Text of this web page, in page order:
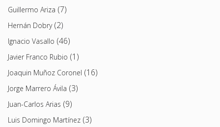
Guillermo Ariza (7)
Hernán Dobry(2)
Ignacio Vasallo (46)
Javier Franco Rubio (1)
Joaquin Muñoz Coronel (16)
Jorge Marrero Ávila (3)
Juan-Carlos Arias (9)
Luis Domingo Martínez (3)